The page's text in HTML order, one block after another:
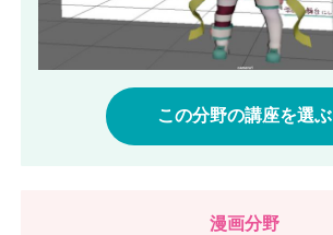
この分野の講座を選ぶ
漫画分野